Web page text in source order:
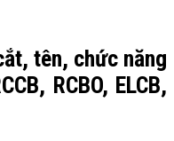
tên, chức năng
RCBO, ELCB,